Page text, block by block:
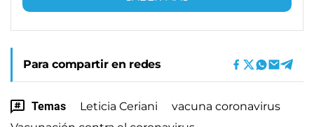
Para compartir en redes
Temas Leticia Ceriani
vacuna coronavirus